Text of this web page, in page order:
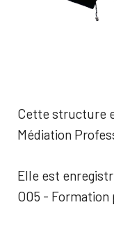
Cette structure
Médiation
Elle est
O05 -